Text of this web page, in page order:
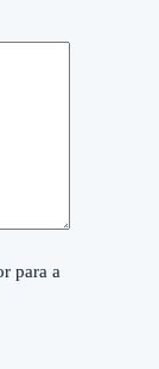
para a